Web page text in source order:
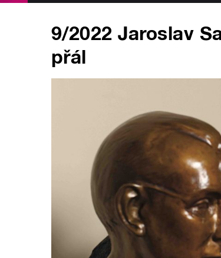
9/2022 Jaroslav
přál